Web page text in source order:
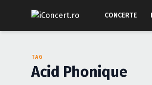
CONCERTE
TAG
Acid Phonique